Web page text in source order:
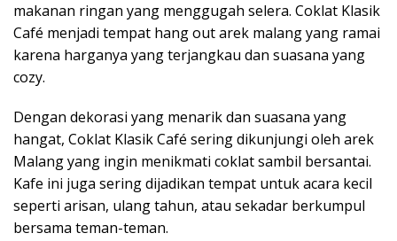
makanan ringan yang menggugah selera. Coklat Klasik
Café menjadi tempat hang out arek malang yang ramai
karena harganya yang terjangkau dan suasana yang
cozy.
Dengan dekorasi yang menarik dan suasana yang
hangat, Coklat Klasik Café sering dikunjungi oleh arek
Malang yang ingin menikmati coklat sambil bersantai.
Kafe ini juga sering dijadikan tempat untuk acara kecil
seperti arisan, ulang tahun, atau sekadar berkumpul
bersama teman-teman.